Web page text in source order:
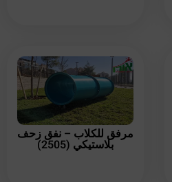
مرفق للكلاب – نفق زحف
بلاستيكي (2505)